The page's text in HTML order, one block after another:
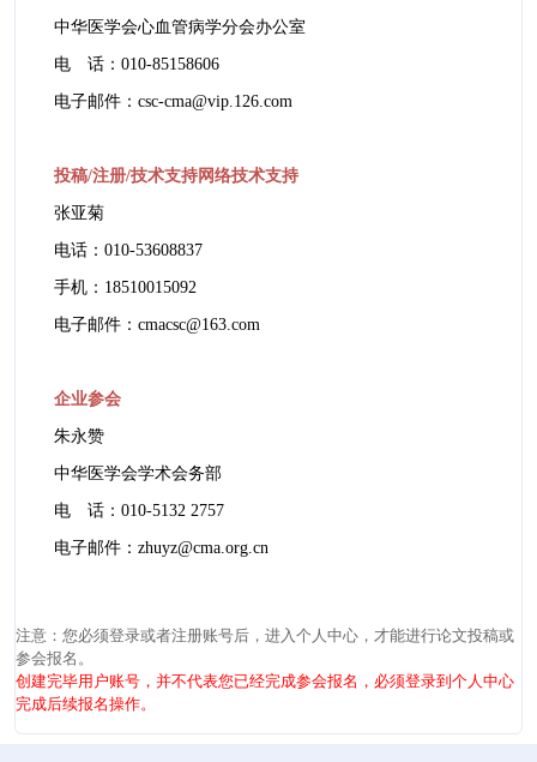
中华医学会心血管病学分会办公室
电 话：010-85158606
电子邮件：csc-cma@vip.126.com
投稿/注册/技术支持网络技术支持
张亚菊
电话：010-53608837
手机：18510015092
电子邮件：cmacsc@163.com
企业参会
朱永赞
中华医学会学术会务部
电 话：010-5132 2757
电子邮件：zhuyz@cma.org.cn
注意：您必须登录或者注册账号后，进入个人中心，才能进行论文投稿或
参会报名。
创建完毕用户账号，并不代表您已经完成参会报名，必须登录到个人中心
完成后续报名操作。